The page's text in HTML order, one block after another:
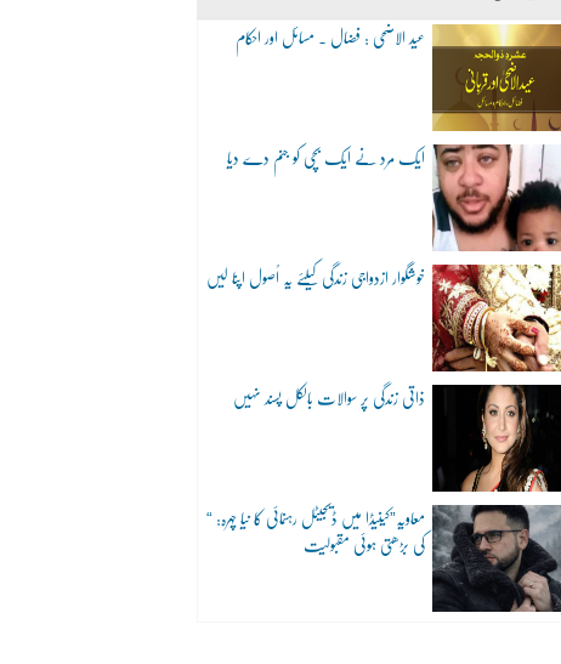
عید الاضحی : فضال ۔ مسائل اور احکام
ایک مرد نے ایک بچی کو جنم دے دیا
خوشگوار ازدواجی زندگی کیلئے یہ اُصول اپنا لیں
ذاتی زندگی پر سوالات بالکل پسند نہیں
“معاویہ”کینیڈا میں ڈیجیٹل رہنمائی کا نیا چہرہ:
کی بڑھتی ہوئی مقبولیت